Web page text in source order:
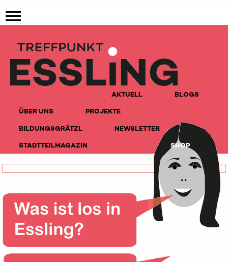
AKTUELL
BLOGS
ÜBER UNS
PROJEKTE
BILDUNGSGRÄTZL
NEWSLETTER
STADTTEILMAGAZIN
SHOP